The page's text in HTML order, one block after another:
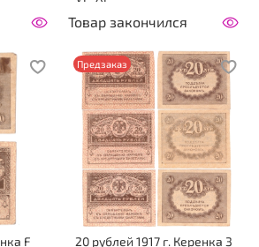
Товар закончился
F
Предзаказ
20 рублей 1917 г. Керенка 3